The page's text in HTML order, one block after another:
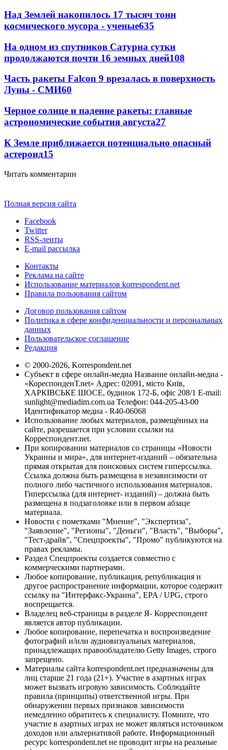
Над Землей накопилось 17 тысяч тонн
космического мусора - ученые635
На одном из спутников Сатурна сутки
продолжаются почти 16 земных дней108
Часть ракеты Falcon 9 врезалась в поверхность
Луны - СМИ60
Черное солнце и падение ракеты: главные
астрономические события августа27
К Земле приближается потенциально опасный
астероид15
Читать комментарии
Полная версия сайта
Facebook
Twitter
RSS-ленты
E-mail рассылка
Контакты
Реклама на сайте
Использование материалов korrespondent.net
Правила пользования сайтом
Договор пользования сайтом
Политика в сфере конфиденциальности и персональных
данных
Пользовательское соглашение
Редакция
© 2000-2026, Korrespondent.net
Субъект в сфере онлайн-медиа Название онлайн-медиа -
«КореспонденТ.net» Адрес: 02091, місто Київ,
ХАРКІВСЬКЕ ШОСЕ, будинок 172-Б, офіс 208/1 E-mail:
sunlight@mediadim.com.ua Телефон: 044-205-43-00
Идентификатор медиа - R40-06068
Использование любых материалов, размещённых на
сайте, разрешается при условии ссылки на
Корреспондент.net.
При копировании материалов со страницы «Новости
Украины и мира», для интернет-изданий – обязательна
прямая открытая для поисковых систем гиперссылка.
Ссылка должна быть размещена в независимости от
полного либо частичного использования материалов.
Гиперссылка (для интернет- изданий) – должна быть
размещена в подзаголовке или в первом абзаце
материала.
Новости с пометками "Мнение", "Экспертиза",
"Заявление", "Регионы", "Деньги", "Власть", "Выборы",
"Тест-драйв", "Спецпроекты", "Промо" публикуются на
правах рекламы.
Раздел Спецпроекты создается совместно с
коммерческими партнерами.
Любое копирование, публикация, републикация и
другое распространение информации, которое содержит
ссылку на "Интерфакс-Украина", EPA / UPG, строго
воспрещается.
Владелец веб-страницы в разделе Я- Корреспондент
является автор публикации.
Любое копирование, перепечатка и воспроизведение
фотографий и/или аудиовизуальных материалов,
принадлежащих правообладателю Getty Images, строго
запрещено.
Материалы сайта korrespondent.net предназначены для
лиц старше 21 года (21+). Участие в азартных играх
может вызвать игровую зависимость. Соблюдайте
правила (принципы) ответственной игры. При
обнаружении первых признаков зависимости
немедленно обратитесь к специалисту. Помните, что
участие в азартных играх не может являться источником
доходов или альтернативой работе. Информационный
ресурс korrespondent.net не проводит игры на реальные